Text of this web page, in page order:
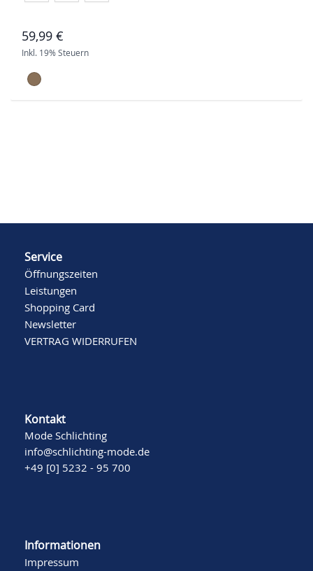
59,99 €
Inkl. 19% Steuern
Service
Öffnungszeiten
Leistungen
Shopping Card
Newsletter
VERTRAG WIDERRUFEN
Kontakt
Mode Schlichting
info@schlichting-mode.de
+49 [0] 5232 - 95 700
Informationen
Impressum